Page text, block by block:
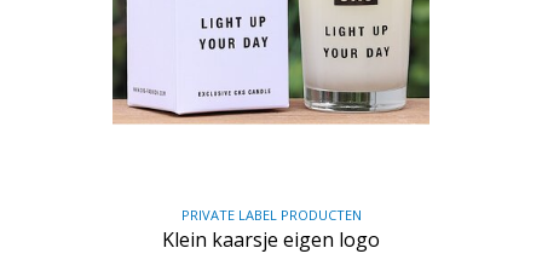
PRIVATE LABEL PRODUCTEN
Klein kaarsje eigen logo